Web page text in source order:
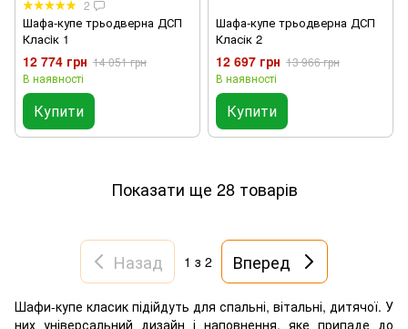
2
Шафа-купе трьодверна ДСП
Класiк 1
12 774 грн 14 051 грн
В наявності
Купити
Шафа-купе трьодверна ДСП
Класік 2
12 697 грн 13 966 грн
В наявності
Купити
Показати ще 28 товарів
Назад 1 з 2 Вперед
Шафи-купе класик підійдуть для спальні, вітальні, дитячої. У
них універсальний дизайн і наповнення, яке припаде до